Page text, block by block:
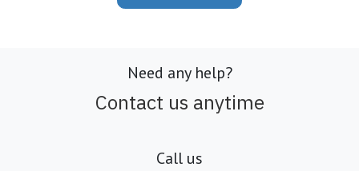
Need any help?
Contact us anytime
Call us